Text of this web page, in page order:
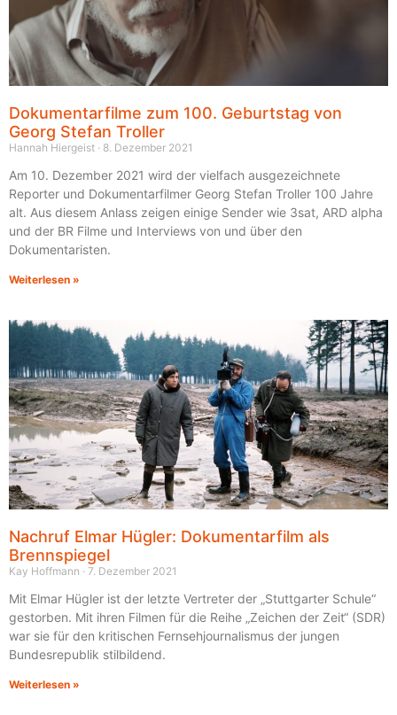
Dokumentarfilme zum 100. Geburtstag von
Georg Stefan Troller
Hannah Hiergeist 8. Dezember 2021
Am 10. Dezember 2021 wird der vielfach ausgezeichnete
Reporter und Dokumentarfilmer Georg Stefan Troller 100 Jahre
alt. Aus diesem Anlass zeigen einige Sender wie 3sat, ARD alpha
und der BR Filme und Interviews von und über den
Dokumentaristen.
Weiterlesen »
Nachruf Elmar Hügler: Dokumentarfilm als
Brennspiegel
Kay Hoffmann 7. Dezember 2021
Mit Elmar Hügler ist der letzte Vertreter der „Stuttgarter Schule“
gestorben. Mit ihren Filmen für die Reihe „Zeichen der Zeit“ (SDR)
war sie für den kritischen Fernsehjournalismus der jungen
Bundesrepublik stilbildend.
Weiterlesen »